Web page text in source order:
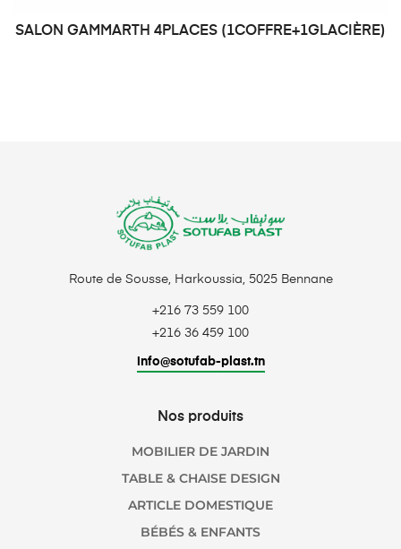
DEMANDE DE PRIX
SALON GAMMARTH 4PLACES (1COFFRE+1GLACIÈRE)
Route de Sousse, Harkoussia, 5025 Bennane
+216 73 559 100
+216 36 459 100
info@sotufab-plast.tn
Nos produits
MOBILIER DE JARDIN
TABLE & CHAISE DESIGN
ARTICLE DOMESTIQUE
BÉBÉS & ENFANTS